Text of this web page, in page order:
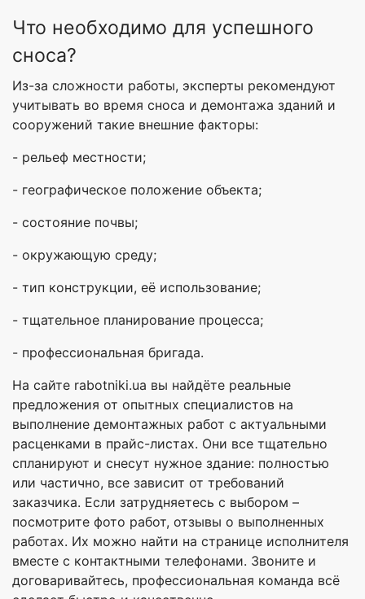
Что необходимо для успешного
сноса?
Из-за сложности работы, эксперты рекомендуют
учитывать во время сноса и демонтажа зданий и
сооружений такие внешние факторы:
- рельеф местности;
- географическое положение объекта;
- состояние почвы;
- окружающую среду;
- тип конструкции, её использование;
- тщательное планирование процесса;
- профессиональная бригада.
На сайте rabotniki.ua вы найдёте реальные
предложения от опытных специалистов на
выполнение демонтажных работ с актуальными
расценками в прайс-листах. Они все тщательно
спланируют и снесут нужное здание: полностью
или частично, все зависит от требований
заказчика. Если затрудняетесь с выбором –
посмотрите фото работ, отзывы о выполненных
работах. Их можно найти на странице исполнителя
вместе с контактными телефонами. Звоните и
договаривайтесь, профессиональная команда всё